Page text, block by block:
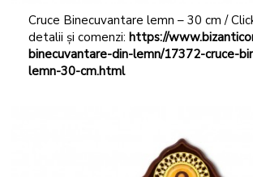
Cruce Binecuvantare lemn – 30 cm /
detalii și comenzi: https://
binecuvantare-din-lemn/17372-cruce-
lemn-30-cm.html